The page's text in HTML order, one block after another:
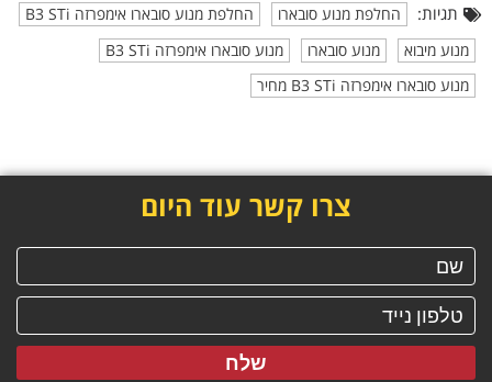
תגיות: החלפת מנוע סובארו
החלפת מנוע סובארו אימפרזה B3 STi
מנוע מיבוא
מנוע סובארו
מנוע סובארו אימפרזה B3 STi
מנוע סובארו אימפרזה B3 STi מחיר
צרו קשר עוד היום
שלח